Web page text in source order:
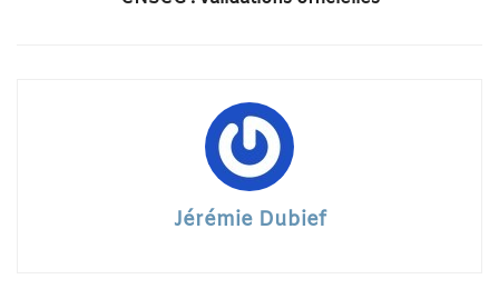
Jérémie Dubief